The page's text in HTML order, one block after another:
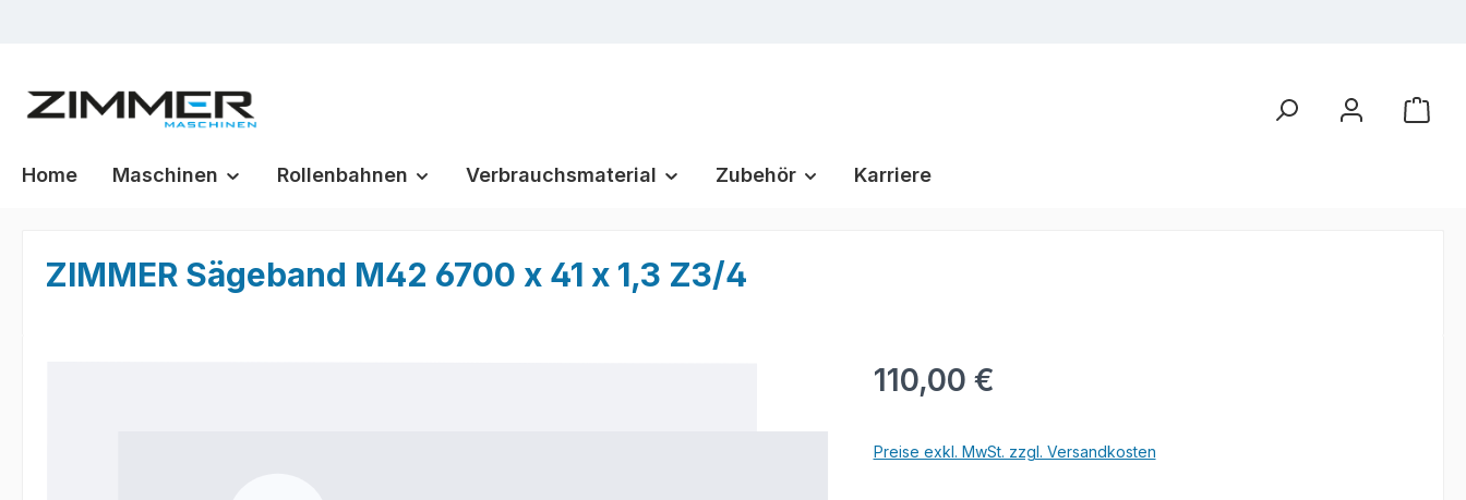
Home Maschinen Rollenbahnen Verbrauchsmaterial Zubehör Karriere
ZIMMER Sägeband M42 6700 x 41 x 1,3 Z3/4
Regulärer Preis:
110,00 €
Preise exkl. MwSt. zzgl. Versandkosten